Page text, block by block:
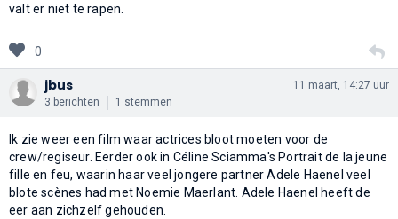
valt er niet te rapen.
0
jbus
3 berichten 1 stemmen
11 maart, 14:27 uur
Ik zie weer een film waar actrices bloot moeten voor de
crew/regiseur. Eerder ook in Céline Sciamma's Portrait de la jeune
fille en feu, waarin haar veel jongere partner Adele Haenel veel
blote scènes had met Noemie Maerlant. Adele Haenel heeft de
eer aan zichzelf gehouden.